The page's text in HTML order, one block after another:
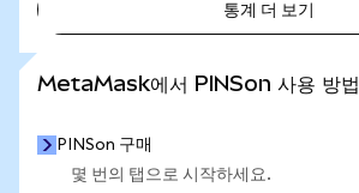
통계 더 보기
MetaMask에서 PINSon 사용 방법
PINSon 구매
몇 번의 탭으로 시작하세요.